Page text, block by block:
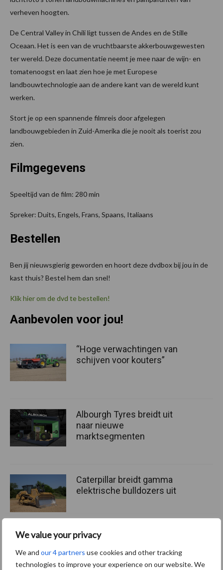
We value your privacy
We and our 4 partners use cookies and other tracking
technologies to improve your experience on our website. We
verheven hoogten.
De Central Valley in Chili ligt tussen de Andes en de Stille
Oceaan. Het is een van de vruchtbaarste akkerbouwgewesten
ter wereld. Deze documentatie neemt je mee naar de wijn- en
tomatenoogst en laat zien hoe je met Europese
landbouwtechnologie aan de andere kant van de wereld kunt
werken.
Stort je op een spannende filmreis door afgelegen
landbouwgebieden in Zuid-Amerika die je nooit als toerist zou
zien.
Filmgegevens
Speeltijd van de film: 280 min
Spreker: Duits, Engels, Frans, Spaans, Italiaans
Bestellen
Ben jij nieuwsgierig geworden en hoort deze dvdbox bij jou in de
kast thuis? Bestel hem dan snel!
Klik hier om de dvd te bestellen!
Aanbevolen voor jou!
“Hoge verwachtingen van
schijven voor kouters”
Albourgh Tyres breidt uit
naar nieuwe
marktsegmenten
Caterpillar breidt gamma
elektrische bulldozers uit
Themapagina's